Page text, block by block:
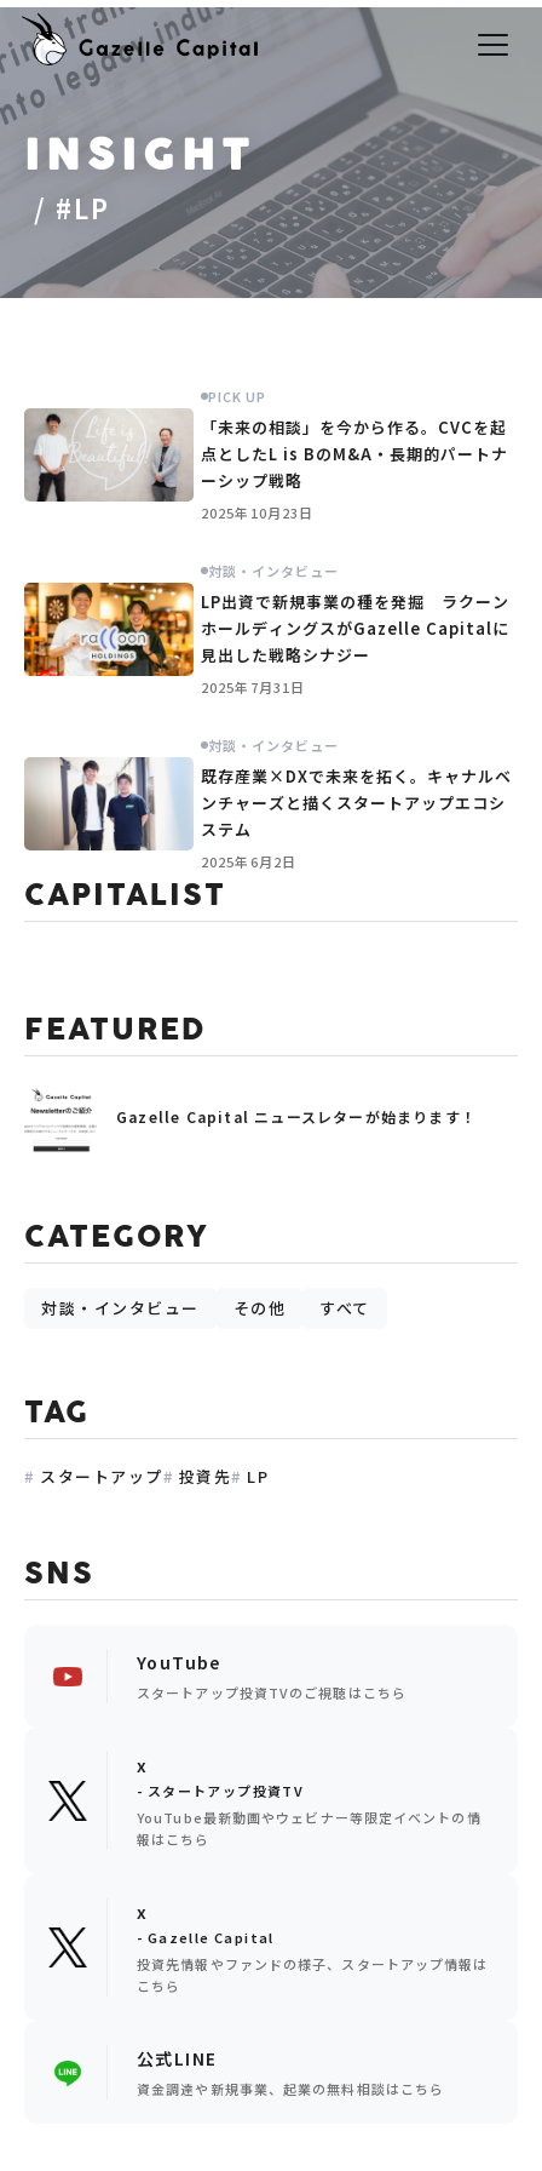
INSIGHT
#LP
PICK UP
「未来の相談」を今から作る。CVCを起
点としたL is BのM&A・長期的パートナ
ーシップ戦略
2025年10月23日
対談・インタビュー
LP出資で新規事業の種を発掘 ラクーン
ホールディングスがGazelle Capitalに
見出した戦略シナジー
2025年7月31日
対談・インタビュー
既存産業×DXで未来を拓く。キャナルベ
ンチャーズと描くスタートアップエコシ
ステム
2025年6月2日
CAPITALIST
FEATURED
Gazelle Capital ニュースレターが始まります！
CATEGORY
対談・インタビュー その他 すべて
TAG
スタートアップ 投資先 LP
SNS
YouTube
スタートアップ投資TVのご視聴はこちら
x
- スタートアップ投資TV
YouTube最新動画やウェビナー等限定イベントの情
報はこちら
x
- Gazelle Capital
投資先情報やファンドの様子、スタートアップ情報は
こちら
公式LINE
資金調達や新規事業、起業の無料相談はこちら